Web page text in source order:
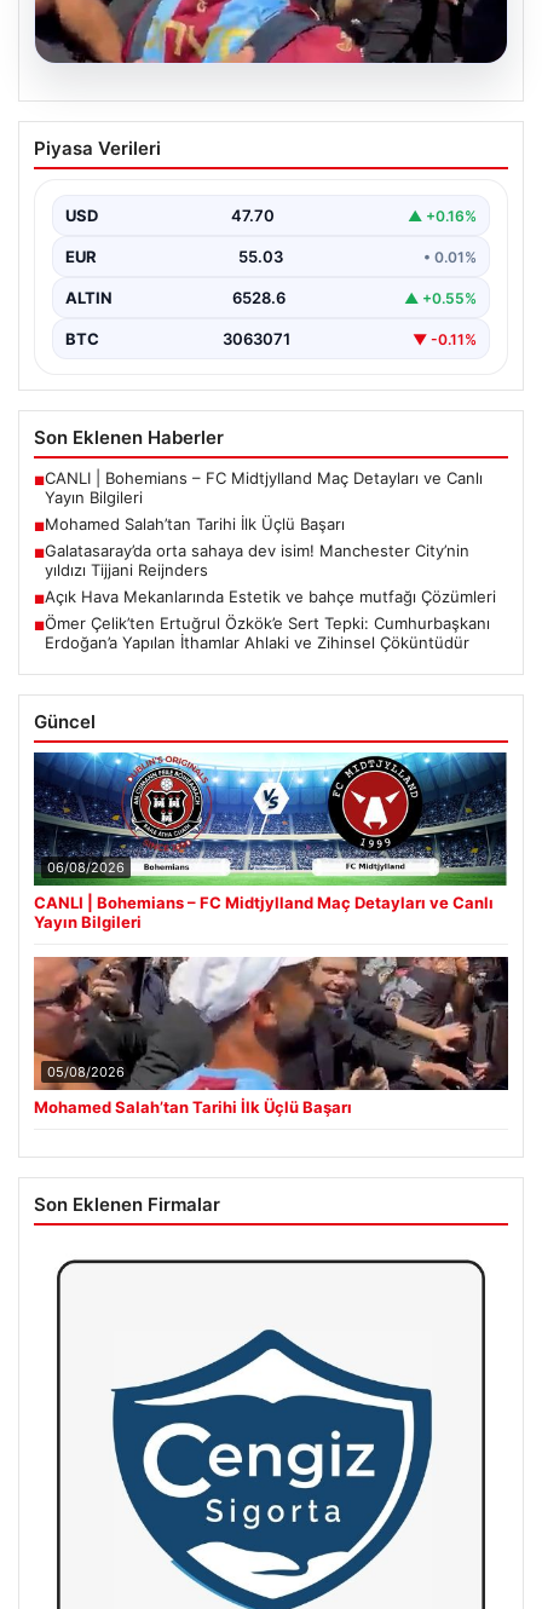
05.08.2026
Mohamed Salah’tan Tarihi İlk Üçlü
Başarı
önemli bir dönüm noktasına imza attı. Takımının
hücum…
Piyasa Verileri
USD 47.70 ▲ +0.16%
EUR 55.03 • 0.01%
ALTIN 6528.6 ▲ +0.55%
BTC 3063071 ▼ -0.11%
Son Eklenen Haberler
■CANLI | Bohemians – FC Midtjylland Maç Detayları ve Canlı
Yayın Bilgileri
■Mohamed Salah’tan Tarihi İlk Üçlü Başarı
■Galatasaray’da orta sahaya dev isim! Manchester City’nin
yıldızı Tijjani Reijnders
■Açık Hava Mekanlarında Estetik ve bahçe mutfağı Çözümleri
■Ömer Çelik’ten Ertuğrul Özkök’e Sert Tepki: Cumhurbaşkanı
Erdoğan’a Yapılan İthamlar Ahlaki ve Zihinsel Çöküntüdür
Güncel
06/08/2026
CANLI | Bohemians – FC Midtjylland Maç Detayları ve Canlı
Yayın Bilgileri
05/08/2026
Mohamed Salah’tan Tarihi İlk Üçlü Başarı
Son Eklenen Firmalar